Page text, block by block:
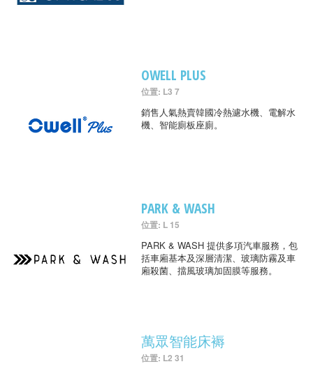
OWELL PLUS
位置: L3 7
銷售人氣熱賣韓國冷熱濾水機、電解水
機、智能廁板座廁。
PARK & WASH
位置: L 15
PARK & WASH 提供多項汽車服務，包
括車廂基本及深層清潔、玻璃防霧及車
廂殺菌、擋風玻璃加固膜等服務。
萬眾智能床褥
位置: L2 31